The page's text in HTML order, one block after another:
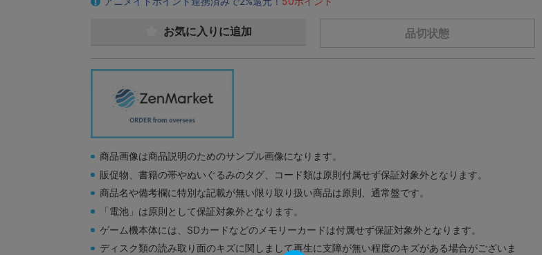
品切状態
お気に入りに追加
商品画像は商品説明のためのサンプル画像になります。
販促物、書籍の帯やぬいぐるみのタグ、コード類は原則付属せず保証対象外となります。
商品名や備考欄に特別な記載が無い限り取り扱い商品は原則、通常盤です。
「電池」は原則として保証対象外となります。
ゲーム機本体には、SDカードなどのメモリーカードは付属せず保証対象外となります。
ディスク類の読み取り面のキズに関しまして再生に支障が無い程度のキズがある場合がございま